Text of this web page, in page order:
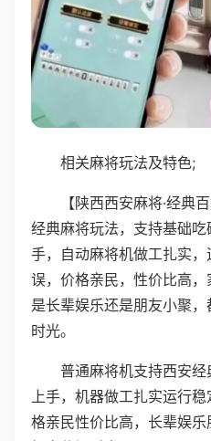
相关麻将玩法及特色;
【陕西西安麻将·经典
经典麻将玩法，支持基础
手，自动麻将机做工扎实
误，价格亲民，性价比高
是长辈娱乐还是朋友小聚
时光。
普通麻将机支持西安
上手，机器做工扎实运行
格亲民性价比高，长辈娱乐